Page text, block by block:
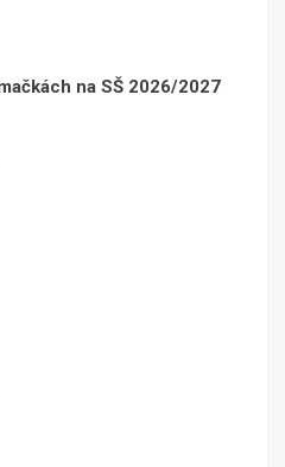
na SŠ 2026/2027